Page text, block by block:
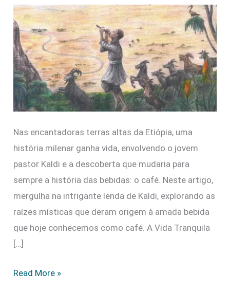
Nas encantadoras terras altas da Etiópia, uma
história milenar ganha vida, envolvendo o jovem
pastor Kaldi e a descoberta que mudaria para
sempre a história das bebidas: o café. Neste artigo,
mergulha na intrigante lenda de Kaldi, explorando as
raízes místicas que deram origem à amada bebida
que hoje conhecemos como café. A Vida Tranquila
[…]
História
do
Café)
Read More »